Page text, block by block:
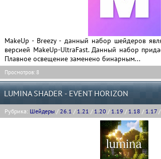
MakeUp - Breezy - данный набор шейдеров
версией MakeUp-UltraFast. Данный набор
Плавное освещение заменено бинарным...
Просмотров: 8
LUMINA SHADER - EVENT HORIZON
Рубрика: Шейдеры /26.1 / 1.21 / 1.20 / 1.19 / 1.18 / 1.17 /